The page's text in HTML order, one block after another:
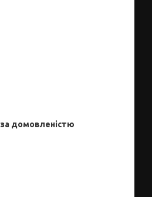
за домовленістю